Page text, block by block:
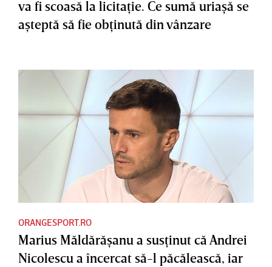
va fi scoasă la licitaţie. Ce sumă uriaşă se
aşteptă să fie obţinută din vânzare
ORANGESPORT.RO
Marius Măldărăşanu a susţinut că Andrei
Nicolescu a încercat să-l păcălească, iar